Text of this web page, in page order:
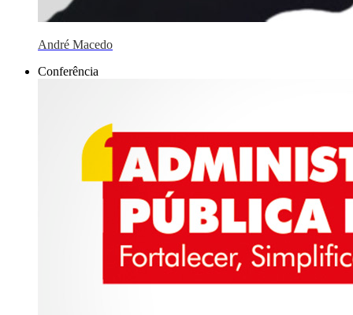
André Macedo
Conferência